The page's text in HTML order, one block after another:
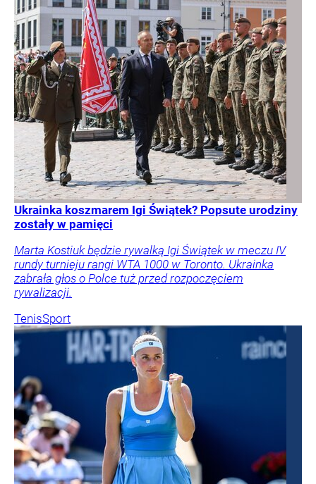
Ukrainka koszmarem Igi Świątek? Popsute urodziny
zostały w pamięci
Marta Kostiuk będzie rywalką Igi Świątek w meczu IV
rundy turnieju rangi WTA 1000 w Toronto. Ukrainka
zabrała głos o Polce tuż przed rozpoczęciem
rywalizacji.
TenisSport